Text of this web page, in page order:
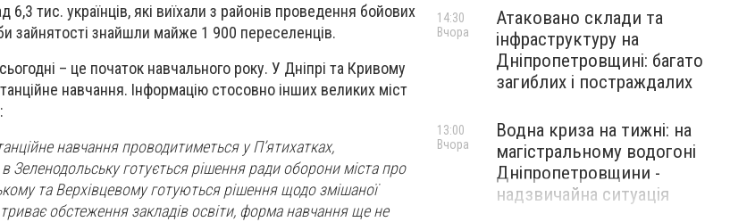
тис. українців, які виїхали з районів проведення бойових
зайнятості знайшли майже 1 900 переселенців.
– це початок навчального року. У Дніпрі та Кривому
навчання. Інформацію стосовно інших великих міст
навчання проводитиметься у П’ятихатках,
Зеленодольську готується рішення ради оборони міста про
та Верхівцевому готуються рішення щодо змішаної
обстеження закладів освіти, форма навчання ще не
Атаковано склади та
інфраструктуру на
Дніпропетровщині: багато
загиблих і постраждалих
14:30
Вчора
Водна криза на тижні: на
магістральному водогоні
Дніпропетровщини -
надзвичайна ситуація
13:00
Вчора